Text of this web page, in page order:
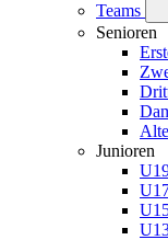
Teams
Senioren
Junioren